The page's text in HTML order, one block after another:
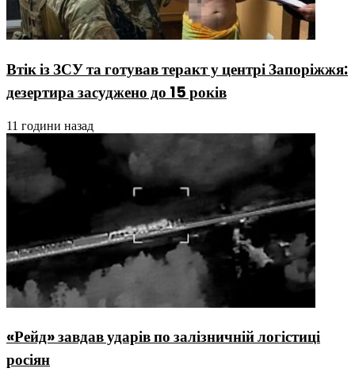
Втік із ЗСУ та готував теракт у центрі Запоріжжя:
дезертира засуджено до 15 років
11 години назад
«Рейд» завдав ударів по залізничній логістиці
росіян